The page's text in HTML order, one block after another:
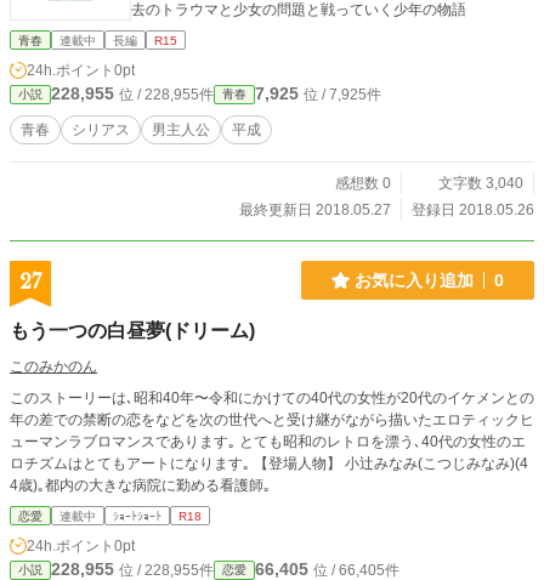
去のトラウマと少女の問題と戦っていく少年の物語
青春 連載中 長編 R15
24h.ポイント 0pt
小説 228,955 位 / 228,955件 青春 7,925 位 / 7,925件
青春 シリアス 男主人公 平成
感想数 0
文字数 3,040
最終更新日 2018.05.27
登録日 2018.05.26
27 お気に入り追加 0
もう一つの白昼夢(ドリーム)
このみかのん
このストーリーは､昭和40年〜令和にかけての40代の女性が20代のイケメンとの
年の差での禁断の恋をなどを次の世代へと受け継がながら描いたエロティックヒ
ューマンラブロマンスであります｡ とても昭和のレトロを漂う､40代の女性のエ
ロチズムはとてもアートになります｡ 【登場人物】 小辻みなみ(こつじみなみ)(4
4歳)｡都内の大きな病院に勤める看護師｡
恋愛 連載中 ｼｮｰﾄｼｮｰﾄ R18
24h.ポイント 0pt
小説 228,955 位 / 228,955件 恋愛 66,405 位 / 66,405件